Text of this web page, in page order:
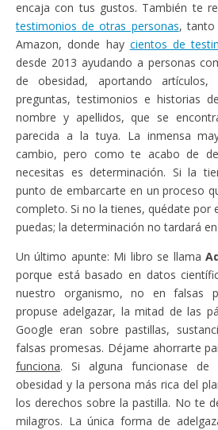
encaja con tus gustos. También te
testimonios de otras personas,
Amazon, donde hay cientos de
desde 2013 ayudando a personas
de obesidad, aportando artículos,
preguntas, testimonios e historias
nombre y apellidos, que se
parecida a la tuya. La inmensa
cambio, pero como te acabo de
necesitas es determinación. Si la
punto de embarcarte en un proceso
completo. Si no la tienes, quédate por
puedas; la determinación no tardará
Un último apunte: Mi libro se llama
porque está basado en datos
nuestro organismo, no en falsas
propuse adelgazar, la mitad de las
Google eran sobre pastillas,
falsas promesas. Déjame ahorrarte
funciona. Si alguna funcionase de
obesidad y la persona más rica del
los derechos sobre la pastilla. No te
milagros. La única forma de